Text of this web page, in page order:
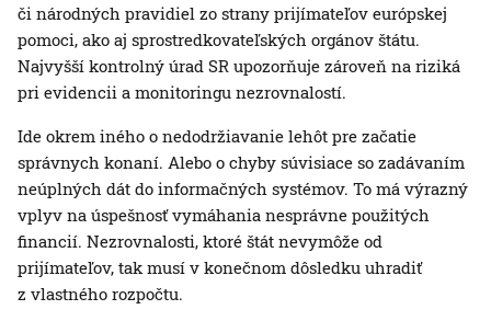
či národných pravidiel zo strany prijímateľov európskej
pomoci, ako aj sprostredkovateľských orgánov štátu.
Najvyšší kontrolný úrad SR upozorňuje zároveň na riziká
pri evidencii a monitoringu nezrovnalostí.
Ide okrem iného o nedodržiavanie lehôt pre začatie
správnych konaní. Alebo o chyby súvisiace so zadávaním
neúplných dát do informačných systémov. To má výrazný
vplyv na úspešnosť vymáhania nesprávne použitých
financií. Nezrovnalosti, ktoré štát nevymôže od
prijímateľov, tak musí v konečnom dôsledku uhradiť
z vlastného rozpočtu.